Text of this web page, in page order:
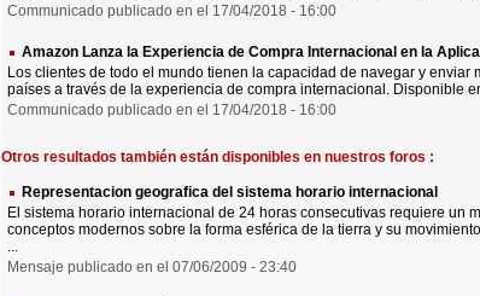
Communicado publicado en el 17/04/2018 - 16:00
Amazon Lanza la Experiencia de Compra Internacional en la
Los clientes de todo el mundo tienen la capacidad de navegar y enviar
países a través de la experiencia de compra internacional. Disponible
Communicado publicado en el 17/04/2018 - 16:00
Otros resultados también están disponibles en nuestros foros :
Representacion geografica del sistema horario internacional
El sistema horario internacional de 24 horas consecutivas requiere un
conceptos modernos sobre la forma esférica de la tierra y su
Mensaje publicado en el 07/06/2009 - 23:40